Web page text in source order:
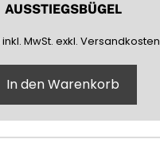
AUSSTIEGSBÜGEL
35,88
inkl. (inklusive)
MwSt. (Mehrwertsteuer)
exkl. (exklusive)
Versandkosten
In den Warenkorb